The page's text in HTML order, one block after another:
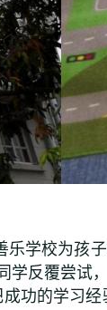
学校为孩
反覆尝试
功的学习